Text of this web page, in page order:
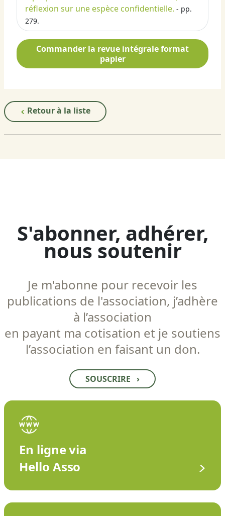
réflexion sur une espèce confidentielle. - pp.
279.
Commander la revue intégrale format
papier
Retour à la liste
S'abonner, adhérer,
nous soutenir
Je m'abonne pour recevoir les
publications de l'association, j’adhère
à l’association
en payant ma cotisation et je soutiens
l’association en faisant un don.
SOUSCRIRE ›
En ligne via
Hello Asso